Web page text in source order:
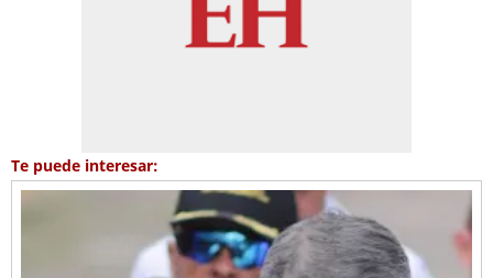
Te puede interesar: